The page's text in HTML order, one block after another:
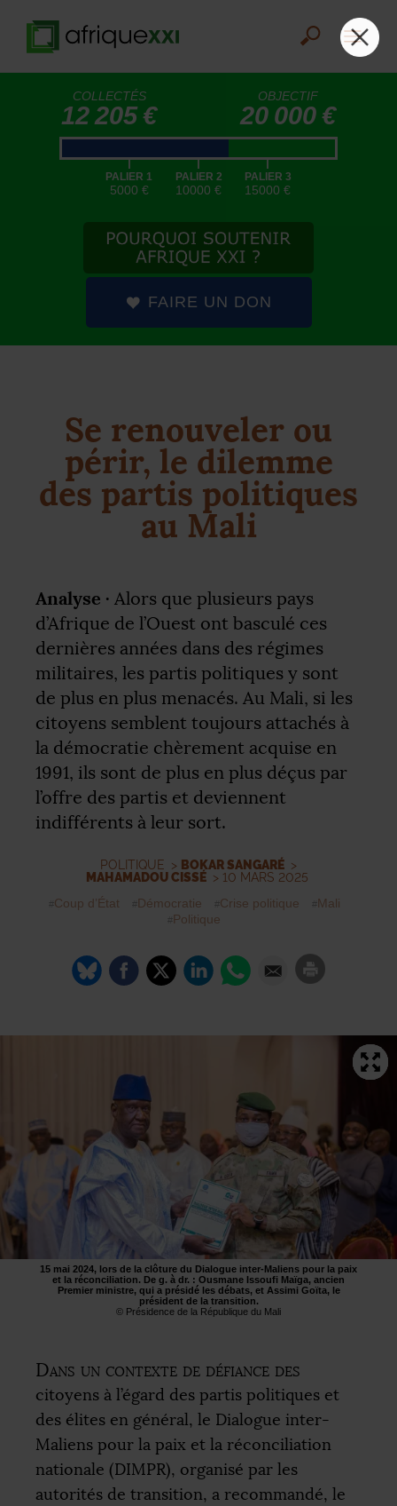
COLLECTÉS
12 205 €
OBJECTIF
20 000 €
|
PALIER 1
5000 €
|
PALIER 2
10000 €
|
PALIER 3
15000 €
FAIRE UN DON
Se renouveler ou
périr, le dilemme
des partis politiques
au Mali
Analyse · Alors que plusieurs pays
d’Afrique de l’Ouest ont basculé ces
dernières années dans des régimes
militaires, les partis politiques y sont
de plus en plus menacés. Au Mali, si les
citoyens semblent toujours attachés à
la démocratie chèrement acquise en
1991, ils sont de plus en plus déçus par
l’offre des partis et deviennent
indifférents à leur sort.
POLITIQUE > BOKAR SANGARÉ >
MAHAMADOU CISSÉ > 10 MARS 2025
Coup d’État Démocratie Crise politique
Mali
Politique
15 mai 2024, lors de la clôture du Dialogue inter-Maliens pour la paix
et la réconciliation. De g. à dr. : Ousmane Issoufi Maïga, ancien
Premier ministre, qui a présidé les débats, et Assimi Goïta, le
président de la transition.
© Présidence de la République du Mali
Dans un contexte de défiance des
citoyens à l’égard des partis politiques et
des élites en général, le Dialogue inter-
Maliens pour la paix et la réconciliation
nationale (DIMPR), organisé par les
autorités de transition, a recommandé, le